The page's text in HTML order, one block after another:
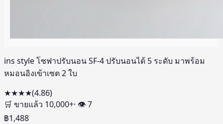
ins style โซฟาปรับนอน SF-4 ปรับนอนได้ 5 ระดับ มาพร้อม
หมอนอิงเข้าเซต 2 ใบ
★★★★(4.86)
🛒 ขายแล้ว 10,000+· 👁7
฿1,488